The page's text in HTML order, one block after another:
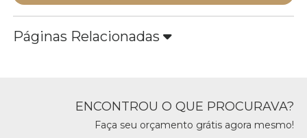
Páginas Relacionadas
ENCONTROU O QUE PROCURAVA?
Faça seu orçamento grátis agora mesmo!